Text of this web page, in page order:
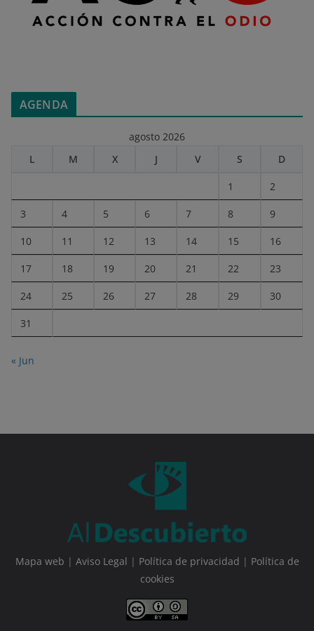
AGENDA
agosto 2026
L
M X J V S D
1 2
3 4 5 6 7 8 9
10 11 12 13 14 15 16
17 18 19 20 21 22 23
24 25 26 27 28 29 30
31
« Jun
Mapa web | Aviso Legal | Política de privacidad | Política de
cookies